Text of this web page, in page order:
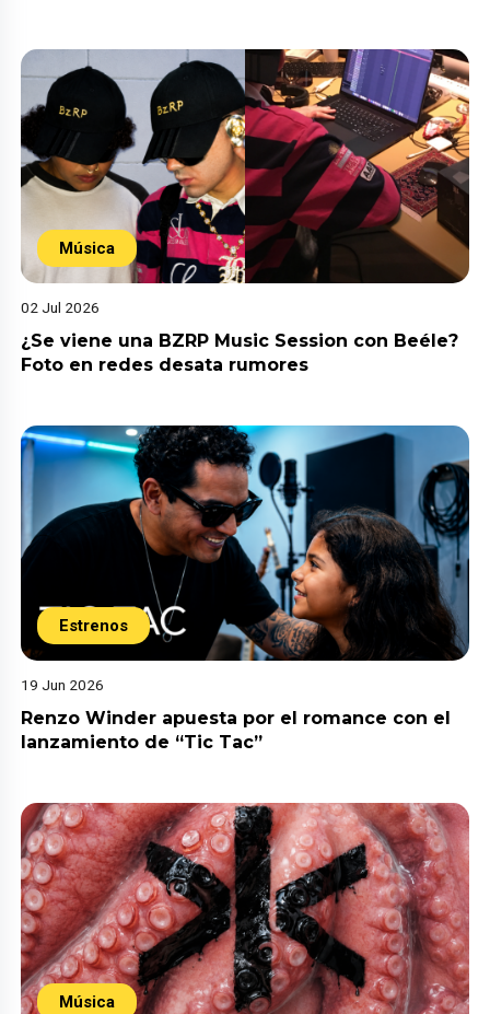
Música
02 Jul 2026
¿Se viene una BZRP Music Session con Beéle?
Foto en redes desata rumores
Estrenos
19 Jun 2026
Renzo Winder apuesta por el romance con el
lanzamiento de “Tic Tac”
Música